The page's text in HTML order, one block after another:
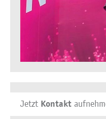
Jetzt Kontakt